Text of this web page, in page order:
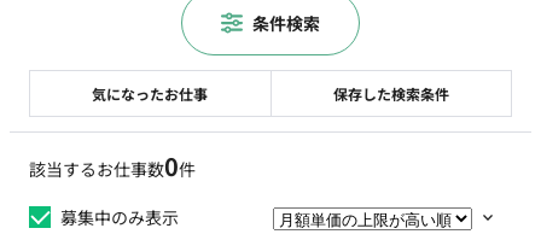
該当するお仕事数0件
募集中のみ表示
気になったお仕事 保存した検索条件
条件検索